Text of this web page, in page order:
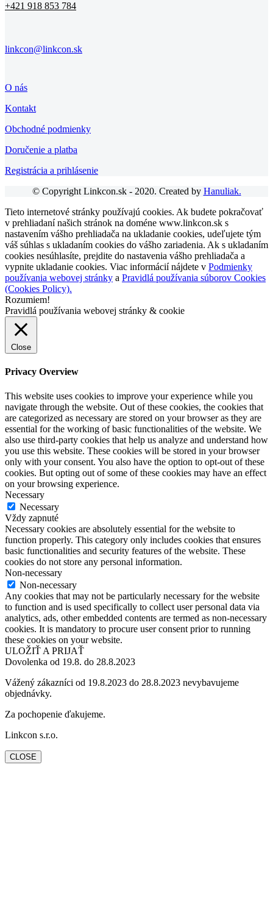
+421 918 853 784
linkcon@linkcon.sk
O nás
Kontakt
Obchodné podmienky
Doručenie a platba
Registrácia a prihlásenie
© Copyright Linkcon.sk - 2020. Created by Hanuliak.
Tieto internetové stránky používajú cookies. Ak budete pokračovať
v prehliadaní našich stránok na doméne www.linkcon.sk s
nastavením vášho prehliadača na ukladanie cookies, udeľujete tým
váš súhlas s ukladaním cookies do vášho zariadenia. Ak s ukladaním
cookies nesúhlasíte, prejdite do nastavenia vášho prehliadača a
vypnite ukladanie cookies. Viac informácií nájdete v Podmienky
používania webovej stránky a Pravidlá používania súborov Cookies
(Cookies Policy).
Rozumiem!
Pravidlá používania webovej stránky & cookie
Close
Privacy Overview
This website uses cookies to improve your experience while you
navigate through the website. Out of these cookies, the cookies that
are categorized as necessary are stored on your browser as they are
essential for the working of basic functionalities of the website. We
also use third-party cookies that help us analyze and understand how
you use this website. These cookies will be stored in your browser
only with your consent. You also have the option to opt-out of these
cookies. But opting out of some of these cookies may have an effect
on your browsing experience.
Necessary
Necessary
Vždy zapnuté
Necessary cookies are absolutely essential for the website to
function properly. This category only includes cookies that ensures
basic functionalities and security features of the website. These
cookies do not store any personal information.
Non-necessary
Non-necessary
Any cookies that may not be particularly necessary for the website
to function and is used specifically to collect user personal data via
analytics, ads, other embedded contents are termed as non-necessary
cookies. It is mandatory to procure user consent prior to running
these cookies on your website.
ULOŽIŤ A PRIJAŤ
Dovolenka od 19.8. do 28.8.2023
Vážený zákazníci od 19.8.2023 do 28.8.2023 nevybavujeme
objednávky.
Za pochopenie ďakujeme.
Linkcon s.r.o.
CLOSE